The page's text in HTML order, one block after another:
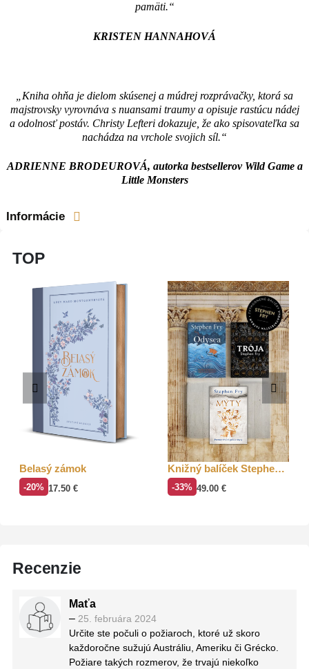
pamäti.“
KRISTEN HANNAHOVÁ
„Kniha ohňa je dielom skúsenej a múdrej rozprávačky, ktorá sa
majstrovsky vyrovnáva s nuansami traumy a opisuje rastúcu nádej
a odolnosť postáv. Christy Lefteri dokazuje, že ako spisovateľka sa
nachádza na vrchole svojich síl.“
ADRIENNE BRODEUROVÁ, autorka bestsellerov Wild Game a
Little Monsters
Informácie
TOP
Belasý zámok
-20% 17.50 €
Knižný balíček Stephen Fry
-33% 49.00 €
Recenzie
Maťa
– 25. februára 2024
Určite ste počuli o požiaroch, ktoré už skoro
každoročne sužujú Austráliu, Ameriku či Grécko.
Požiare takých rozmerov, že trvajú niekoľko